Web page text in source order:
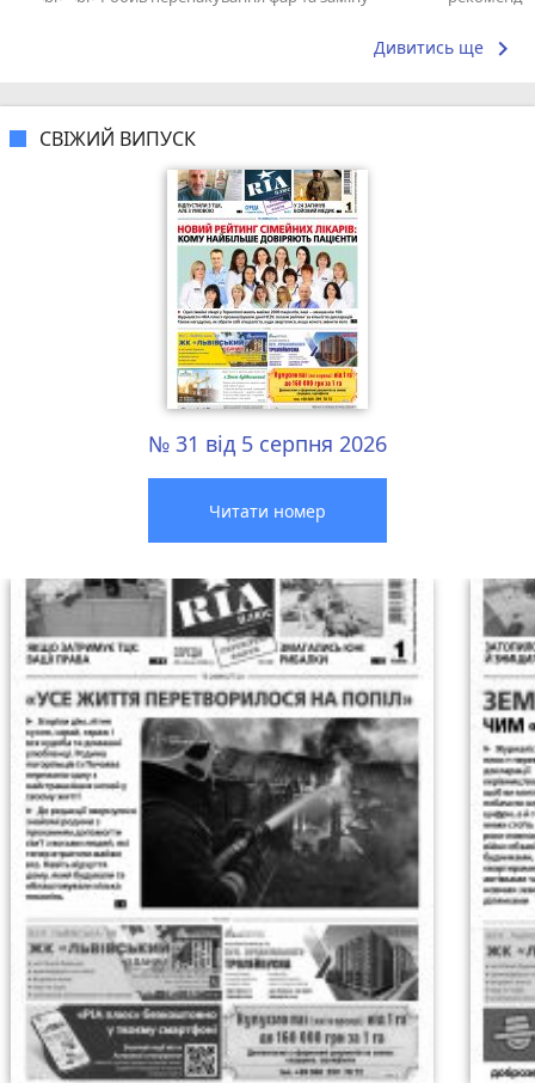
Дивитись ще keyboard_arrow_right
СВІЖИЙ ВИПУСК
№ 31 від 5 серпня 2026
Читати номер